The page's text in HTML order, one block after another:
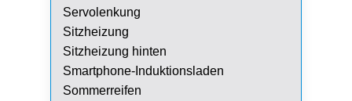
Servolenkung
Sitzheizung
Sitzheizung hinten
Smartphone-Induktionsladen
Sommerreifen